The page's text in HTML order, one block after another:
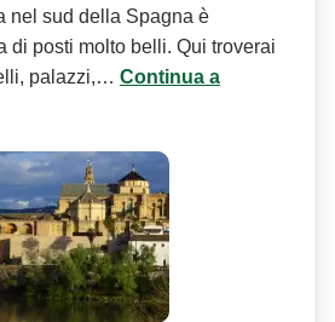
nel sud della Spagna è
di posti molto belli. Qui troverai
palazzi,… Continua a